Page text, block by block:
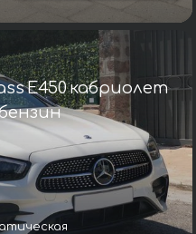
E450 кабриолет